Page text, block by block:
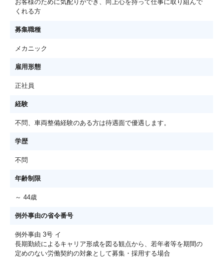
お客様のために気配りができ、向上心を持って仕事に取り組んで
くれる方
募集職種
メカニック
雇用形態
正社員
経験
不問、車両整備経験のある方は待遇面で優遇します。
学歴
不問
年齢制限
～ 44歳
例外事由の省令番号
例外事由 3号 イ
長期勤続によるキャリア形成を図る観点から、若年者等を期間の
定めのない労働契約の対象として募集・採用する場合